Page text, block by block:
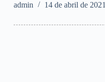
admin 14 de abril de 2021